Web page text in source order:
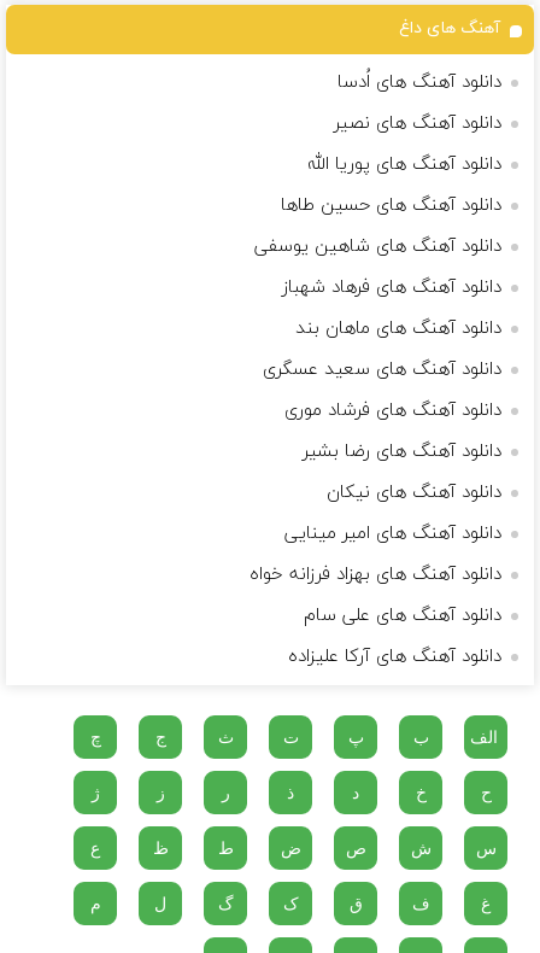
آهنگ های داغ
دانلود آهنگ های اُدسا
دانلود آهنگ های نصیر
دانلود آهنگ های پوریا الله
دانلود آهنگ های حسین طاها
دانلود آهنگ های شاهین یوسفی
دانلود آهنگ های فرهاد شهباز
دانلود آهنگ های ماهان بند
دانلود آهنگ های سعید عسگری
دانلود آهنگ های فرشاد موری
دانلود آهنگ های رضا بشیر
دانلود آهنگ های نیکان
دانلود آهنگ های امیر مینایی
دانلود آهنگ های بهزاد فرزانه خواه
دانلود آهنگ های علی سام
دانلود آهنگ های آرکا علیزاده
الف ب پ ت ث ج چ
ح خ د ذ ر ز ژ
س ش ص ض ط ظ ع
غ ف ق ک گ ل م